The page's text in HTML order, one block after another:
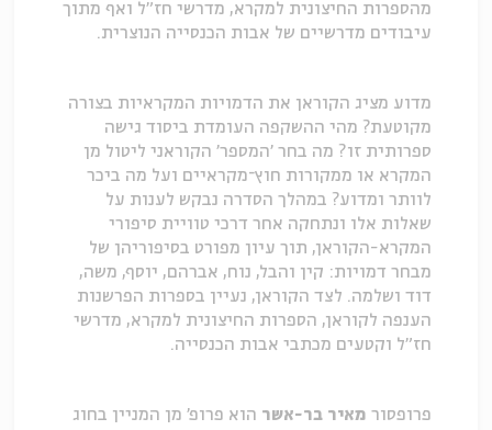
מהספרות החיצונית למקרא, מדרשי חז"ל ואף מתוך
עיבודים מדרשיים של אבות הכנסייה הנוצרית.
מדוע מציג הקוראן את הדמויות המקראיות בצורה
מקוטעת? מהי ההשקפה העומדת ביסוד גישה
ספרותית זו? מה בחר 'המספר' הקוראני ליטול מן
המקרא או ממקורות חוץ־מקראיים ועל מה ביכר
לוותר ומדוע? במהלך הסדרה נבקש לענות על
שאלות אלו ונתחקה אחר דרכי טוויית סיפורי
המקרא-הקוראן, תוך עיון מפורט בסיפוריהן של
מבחר דמויות: קין והבל, נוח, אברהם, יוסף, משה,
דוד ושלמה. לצד הקוראן, נעיין בספרות הפרשנות
הענפה לקוראן, הספרות החיצונית למקרא, מדרשי
חז"ל וקטעים מכתבי אבות הכנסייה.
פרופסור מאיר בר-אשר הוא פרופ' מן המניין בחוג